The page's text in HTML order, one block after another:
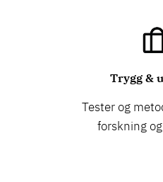
Trygg &
Tester og
forskning